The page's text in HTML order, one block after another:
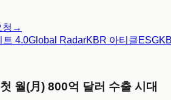
→
트 4.0Global RadarKBR 아티클ESG
월(月) 800억 달러 수출 시대